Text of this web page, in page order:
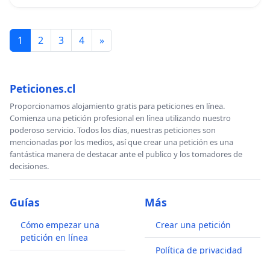
1 2 3 4 »
Peticiones.cl
Proporcionamos alojamiento gratis para peticiones en línea.
Comienza una petición profesional en línea utilizando nuestro
poderoso servicio. Todos los días, nuestras peticiones son
mencionadas por los medios, así que crear una petición es una
fantástica manera de destacar ante el publico y los tomadores de
decisiones.
Guías
Cómo empezar una
petición en línea
Más
Crear una petición
Política de privacidad